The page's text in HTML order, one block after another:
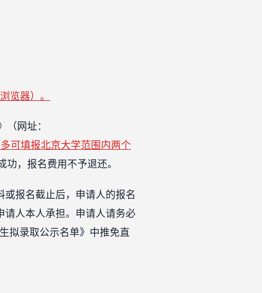
览器）。
网址：
可填报北京大学范围内两个
，报名费用不予退还。
报名截止后，申请人的报名
请人本人承担。申请人请务必
拟录取公示名单》中推免直